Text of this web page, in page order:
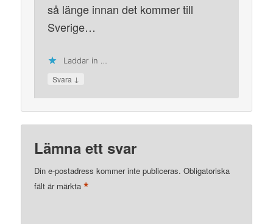
så länge innan det kommer till
Sverige…
Laddar in …
Svara ↓
Lämna ett svar
Din e-postadress kommer inte publiceras. Obligatoriska
fält är märkta*